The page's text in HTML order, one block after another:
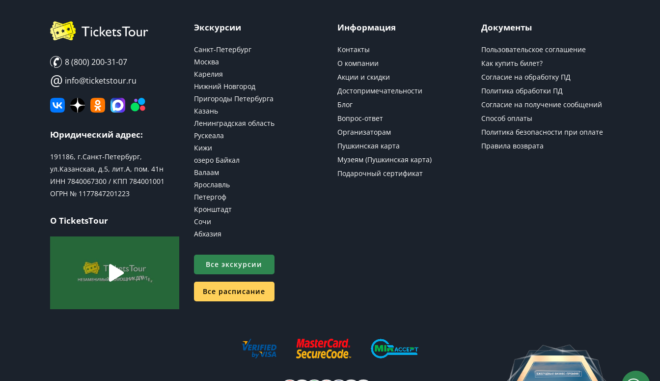
8 (800) 200-31-07
@ info@ticketstour.ru
Юридический адрес:
191186, г.Санкт-Петербург,
ул.Казанская, д.5, лит.А, пом. 41н
ИНН 7840067300 / КПП 784001001
ОГРН № 1177847201223
О TicketsTour
Экскурсии
Санкт-Петербург
Москва
Карелия
Нижний Новгород
Пригороды Петербурга
Казань
Ленинградская область
Рускеала
Кижи
озеро Байкал
Валаам
Ярославль
Петергоф
Кронштадт
Сочи
Абхазия
Все экскурсии
Все расписание
Информация
Контакты
О компании
Акции и скидки
Достопримечательности
Блог
Вопрос-ответ
Организаторам
Пушкинская карта
Музеям (Пушкинская карта)
Подарочный сертификат
Документы
Пользовательское соглашение
Как купить билет?
Согласие на обработку ПД
Политика обработки ПД
Согласие на получение сообщений
Способ оплаты
Политика безопасности при оплате
Правила возврата